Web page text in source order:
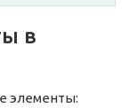
в
элементы: